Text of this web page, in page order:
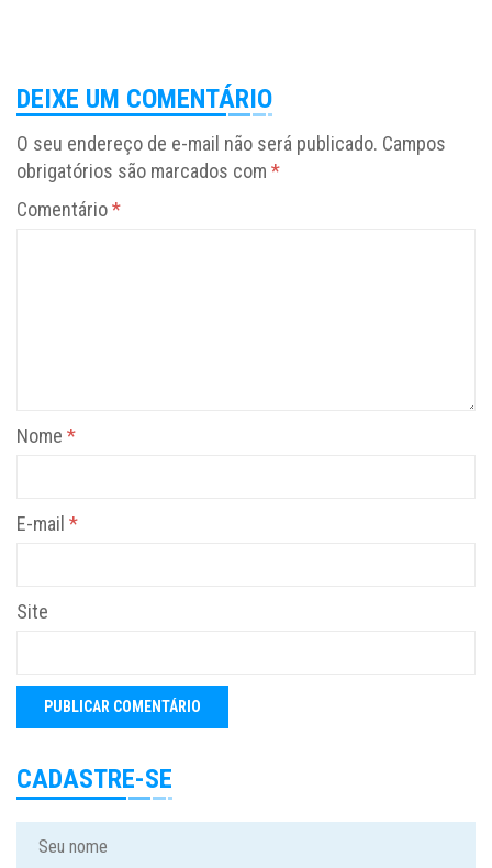
DEIXE UM COMENTÁRIO
O seu endereço de e-mail não será publicado. Campos
obrigatórios são marcados com *
Comentário*
Nome *
E-mail *
Site
CADASTRE-SE